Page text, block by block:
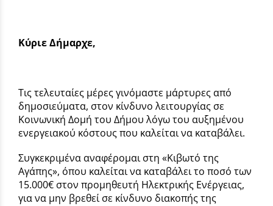
Κύριε Δήμαρχε,
Τις τελευταίες μέρες γινόμαστε μάρτυρες από
δημοσιεύματα, στον κίνδυνο λειτουργίας σε
Κοινωνική Δομή του Δήμου λόγω του αυξημένου
ενεργειακού κόστους που καλείται να καταβάλει.
Συγκεκριμένα αναφέρομαι στη «Κιβωτό της
Αγάπης», όπου καλείται να καταβάλει το ποσό των
15.000€ στον προμηθευτή Ηλεκτρικής Ενέργειας,
για να μην βρεθεί σε κίνδυνο διακοπής της